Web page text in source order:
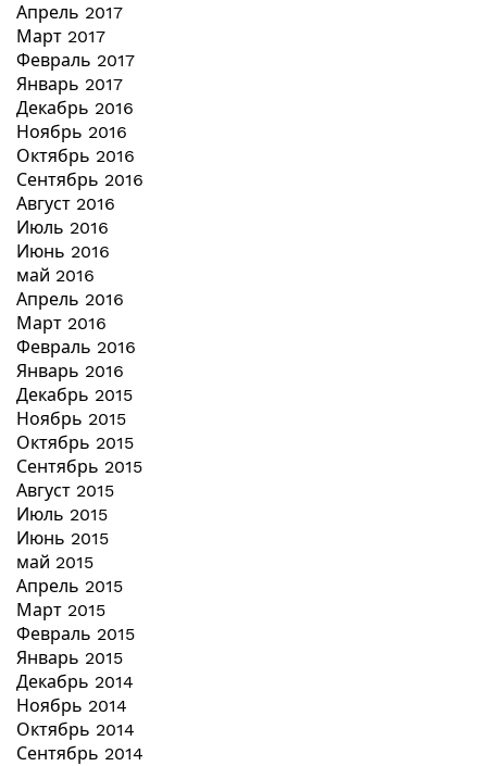
Апрель 2017
Март 2017
Февраль 2017
Январь 2017
Декабрь 2016
Ноябрь 2016
Октябрь 2016
Сентябрь 2016
Август 2016
Июль 2016
Июнь 2016
май 2016
Апрель 2016
Март 2016
Февраль 2016
Январь 2016
Декабрь 2015
Ноябрь 2015
Октябрь 2015
Сентябрь 2015
Август 2015
Июль 2015
Июнь 2015
май 2015
Апрель 2015
Март 2015
Февраль 2015
Январь 2015
Декабрь 2014
Ноябрь 2014
Октябрь 2014
Сентябрь 2014